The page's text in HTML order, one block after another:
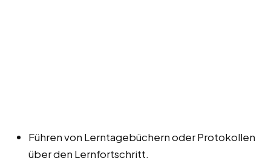
Führen von Lerntagebüchern oder Protokollen
über den Lernfortschritt.